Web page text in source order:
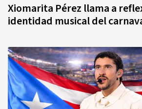
Xiomarita Pérez llama a
identidad musical del